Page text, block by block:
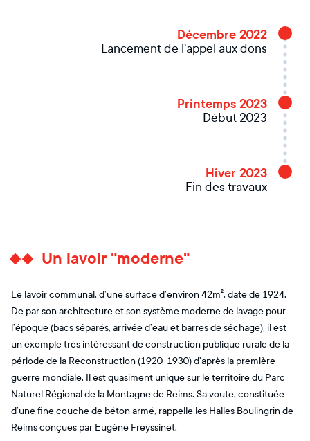
Décembre 2022
Lancement de l'appel aux dons
Printemps 2023
Début 2023
Hiver 2023
Fin des travaux
Un lavoir "moderne"
Le lavoir communal, d’une surface d’environ 42m², date de 1924.
De par son architecture et son système moderne de lavage pour
l’époque (bacs séparés, arrivée d’eau et barres de séchage), il est
un exemple très intéressant de construction publique rurale de la
période de la Reconstruction (1920-1930) d’après la première
guerre mondiale. Il est quasiment unique sur le territoire du Parc
Naturel Régional de la Montagne de Reims. Sa voute, constituée
d’une fine couche de béton armé, rappelle les Halles Boulingrin de
Reims conçues par Eugène Freyssinet.